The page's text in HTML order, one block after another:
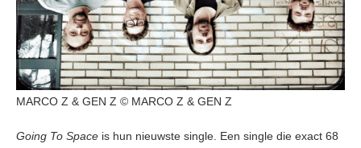
MARCO Z & GEN Z © MARCO Z & GEN Z
Going To Space is hun nieuwste single. Een single die exact 68